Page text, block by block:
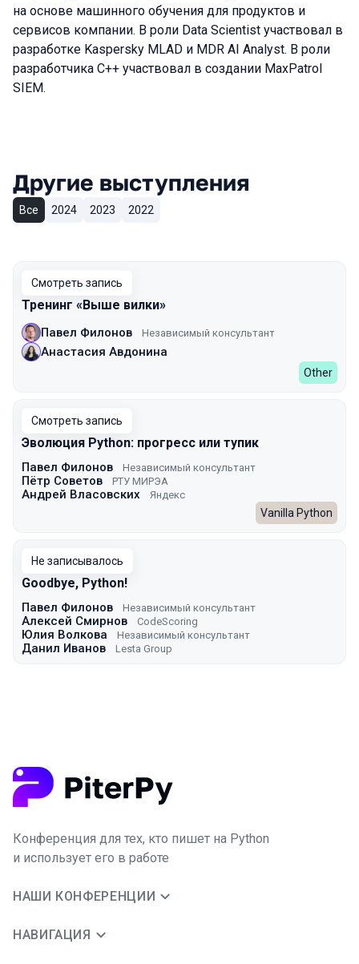
на основе машинного обучения для продуктов и
сервисов компании. В роли Data Scientist участвовал в
разработке Kaspersky MLAD и MDR AI Analyst. В роли
разработчика C++ участвовал в создании MaxPatrol
SIEM.
Другие выступления
Все 2024 2023 2022
Смотреть запись
Тренинг «Выше вилки»
Павел Филонов Независимый консультант
Анастасия Авдонина
Other
Смотреть запись
Эволюция Python: прогресс или тупик
Павел Филонов Независимый консультант
Пётр Советов РТУ МИРЭА
Андрей Власовских Яндекс
Vanilla Python
Не записывалось
Goodbye, Python!
Павел Филонов Независимый консультант
Алексей Смирнов CodeScoring
Юлия Волкова Независимый консультант
Данил Иванов Lesta Group
Конференция для тех, кто пишет на Python
и использует его в работе
НАШИ КОНФЕРЕНЦИИ
НАВИГАЦИЯ